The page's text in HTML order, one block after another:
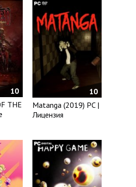
10
THE
10
Matanga (2019) PC |
Лицензия